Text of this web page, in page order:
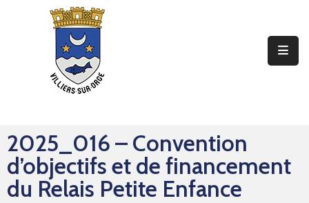
Mes
Sorties
2025_016 – Convention
d’objectifs et de financement
du Relais Petite Enfance